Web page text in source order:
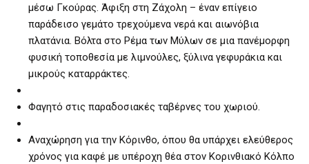
μέσω Γκούρας. Άφιξη στη Ζάχολη – έναν επίγειο
παράδεισο γεμάτο τρεχούμενα νερά και αιωνόβια
πλατάνια. Βόλτα στο Ρέμα των Μύλων σε μια πανέμορφη
φυσική τοποθεσία με λιμνούλες, ξύλινα γεφυράκια και
μικρούς καταρράκτες.
Φαγητό στις παραδοσιακές ταβέρνες του χωριού.
Αναχώρηση για την Κόρινθο, όπου θα υπάρχει ελεύθερος
χρόνος για καφέ με υπέροχη θέα στον Κορινθιακό Κόλπο